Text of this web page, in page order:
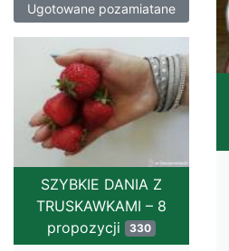
Ugotowane pozamiatane
SZYBKIE DANIA Z
TRUSKAWKAMI – 8
propozycji 330